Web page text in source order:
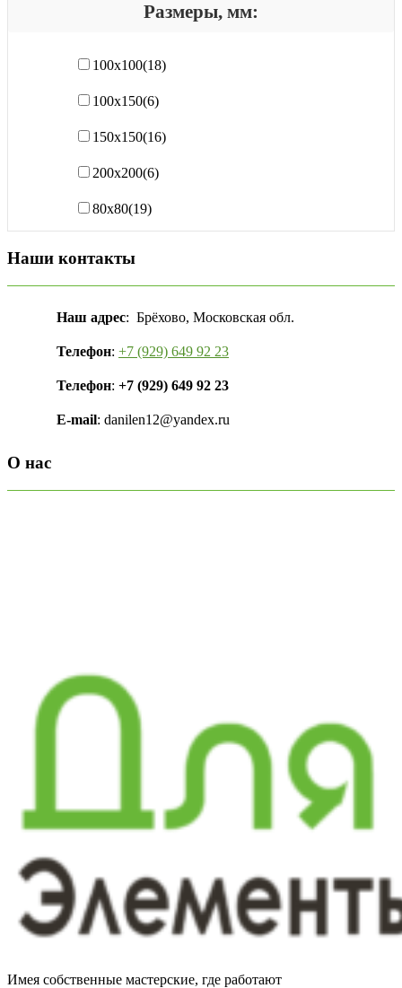
Размеры, мм:
100х100(18)
100х150(6)
150х150(16)
200х200(6)
80х80(19)
Наши контакты
Наш адрес: Брёхово, Московская обл.
Телефон: +7 (929) 649 92 23
Телефон: +7 (929) 649 92 23
E-mail: danilen12@yandex.ru
О нас
Имея собственные мастерские, где работают